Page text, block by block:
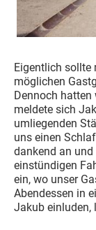
Eigentlich sollte
möglichen
Dennoch
meldete sich
umliegenden
uns einen
dankend an
einstündigen
ein, wo unser
Abendessen in
Jakub einluden,